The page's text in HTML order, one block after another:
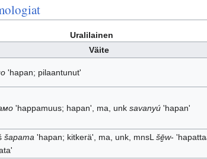
Uralilainen
Väite
'hapan; pilaantunut'
'happamuus; hapan', ma, unk savanyú'hapan'
šapama 'hapan; kitkerä', ma, unk, mnsL šē̮w-